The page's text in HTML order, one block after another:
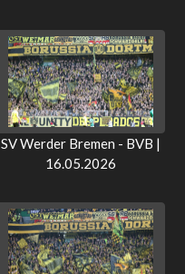
SV Werder Bremen - BVB |
16.05.2026